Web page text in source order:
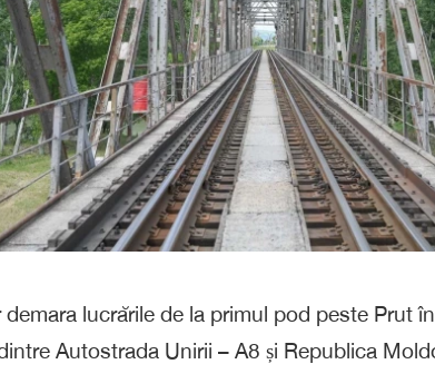
demara lucrările de la primul pod peste Prut
Autostrada Unirii – A8 și Republica